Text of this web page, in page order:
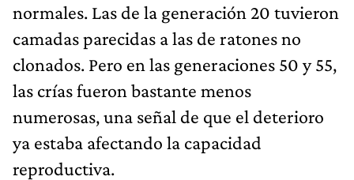
normales. Las de la generación 20 tuvieron
camadas parecidas a las de ratones no
clonados. Pero en las generaciones 50 y 55,
las crías fueron bastante menos
numerosas, una señal de que el deterioro
ya estaba afectando la capacidad
reproductiva.